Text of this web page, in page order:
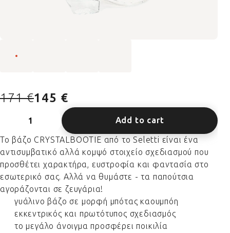
171 €145 €
Add to cart
Το βάζο CRYSTALBOOTIE από το Seletti είναι ένα
αντισυμβατικό αλλά κομψό στοιχείο σχεδιασμού που
προσθέτει χαρακτήρα, ευστροφία και φαντασία στο
εσωτερικό σας. Αλλά να θυμάστε - τα παπούτσια
αγοράζονται σε ζευγάρια!
γυάλινο βάζο σε μορφή μπότας καουμπόη
εκκεντρικός και πρωτότυπος σχεδιασμός
το μεγάλο άνοιγμα προσφέρει ποικιλία